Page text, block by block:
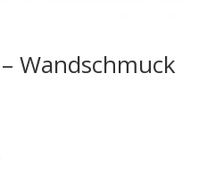
Wandschmuck